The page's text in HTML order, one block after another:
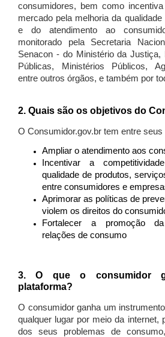
consumidores, bem como
mercado pela melhoria da
e do atendimento ao
monitorado pela Secretaria
Senacon - do Ministério da Justiça,
Públicas, Ministérios Públicos,
entre outros órgãos, e também por
2. Quais são os objetivos do
O Consumidor.gov.br tem entre
Ampliar o atendimento aos
Incentivar a
qualidade de produtos,
entre consumidores e
Aprimorar as políticas de
violem os direitos do
Fortalecer a promoção
relações de consumo
3. O que o consumidor
plataforma?
O consumidor ganha um
qualquer lugar por meio da internet,
dos seus problemas de